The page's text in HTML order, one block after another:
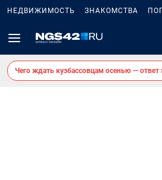
НЕДВИЖИМОСТЬ ЗНАКОМСТВА
Чего ждать кузбассовцам осенью — ответ